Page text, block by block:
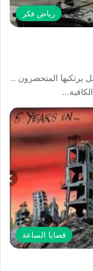
رياض فكر
بل يرتكبها المتحضرون ..
قضايا الساعة